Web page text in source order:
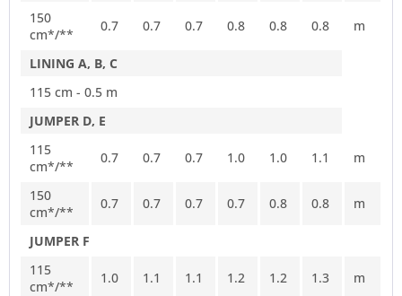
150
cm*/**
0.7 0.7 0.7 0.8 0.8 0.8 m
LINING A, B, C
115 cm - 0.5 m
JUMPER D, E
115
cm*/**
0.7 0.7 0.7 1.0 1.0 1.1 m
150
cm*/**
0.7 0.7 0.7 0.7 0.8 0.8 m
JUMPER F
115
cm*/**
1.0 1.1 1.1 1.2 1.2 1.3 m